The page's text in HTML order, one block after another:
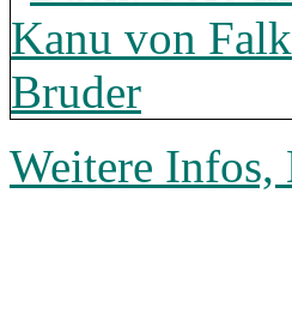
Weitere